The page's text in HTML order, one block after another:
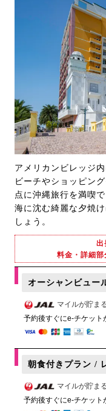
アメリカンビレッジ
ビーチやショッピン
点に沖縄旅行を満喫で
海に沈む綺麗な夕焼
しょう。
出
料金・詳細
オーシャンビュー
マイルが貯ま
予約後すぐにe-チケット
朝食付きプラン /
マイルが貯ま
予約後すぐにe-チケット